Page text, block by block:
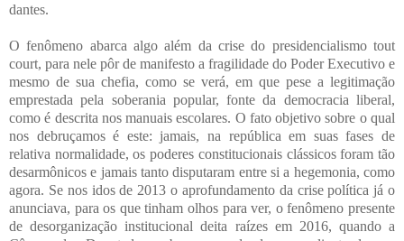
dantes.
O fenômeno abarca algo além da crise do presidencialismo tout
court, para nele pôr de manifesto a fragilidade do Poder Executivo e
mesmo de sua chefia, como se verá, em que pese a legitimação
emprestada pela soberania popular, fonte da democracia liberal,
como é descrita nos manuais escolares. O fato objetivo sobre o qual
nos debruçamos é este: jamais, na república em suas fases de
relativa normalidade, os poderes constitucionais clássicos foram tão
desarmônicos e jamais tanto disputaram entre si a hegemonia, como
agora. Se nos idos de 2013 o aprofundamento da crise política já o
anunciava, para os que tinham olhos para ver, o fenômeno presente
de desorganização institucional deita raízes em 2016, quando a